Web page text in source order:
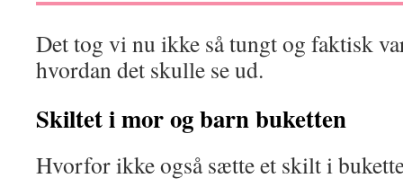
Det tog vi nu ikke så tungt og faktisk
hvordan det skulle se ud.
Skiltet i mor og barn buketten
Hvorfor ikke også sætte et skilt i